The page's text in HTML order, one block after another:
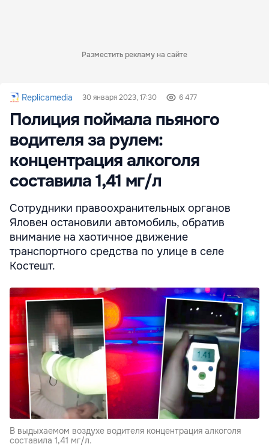
Разместить рекламу на сайте
Replicamedia 30 января 2023, 17:30 6 477
Полиция поймала пьяного
водителя за рулем:
концентрация алкоголя
составила 1,41 мг/л
Сотрудники правоохранительных органов
Яловен остановили автомобиль, обратив
внимание на хаотичное движение
транспортного средства по улице в селе
Костешт.
В выдыхаемом воздухе водителя концентрация алкоголя
составила 1,41 мг/л.